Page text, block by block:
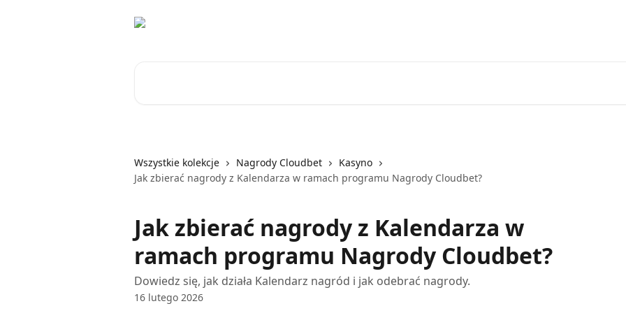
Wszystkie kolekcje Nagrody Cloudbet
Kasyno
Jak zbierać nagrody z Kalendarza w ramach programu Nagrody Cloudbet?
Jak zbierać nagrody z Kalendarza w
ramach programu Nagrody Cloudbet?
Dowiedz się, jak działa Kalendarz nagród i jak odebrać nagrody.
16 lutego 2026